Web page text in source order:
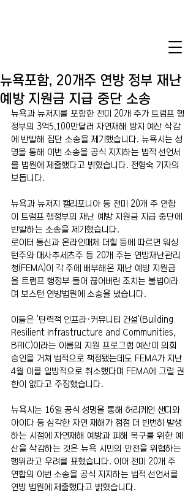
뉴욕포함, 20개주 연방 정부 재난
예방 지원금 지급 중단 소송
뉴욕과 뉴저지를 포함한 전미 20개 주가 트럼프 행
정부의 3억5,100만달러 자연재해 방지 예산 삭감
에 반발해 집단 소송을 제기했습니다. 뉴욕시는 성
명을 통해 이번 소송을 공식 지지하는 법적 선언서
를 법원에 제출했다고 밝혔습니다. 전형숙 기자의
보돕니다.
뉴욕과 뉴저지 캘리포니아 등 전미 20개 주 연합
이 트럼프 행정부의 재난 예방 지원금 지급 중단에
반발하는 소송을 제기했습니다.
로이터 통신과 온라인매체 더힐 등에 따르면 워싱
턴주와 매사추세츠주 등 20개 주는 연방재난관리
청(FEMA)이 각 주에 배부해온 재난 예방 지원금
을 트럼프 행정부 들어 끊어버린 조치는 불법이라
며 보스턴 연방법원에 소송을 냈습니다.
이들은 '탄력적 인프라·커뮤니티 건설'(Building
Resilient Infrastructure and Communities,
BRIC)이라는 이름의 지원 프로그램 예산이 의회
승인을 거쳐 법적으로 책정됐는데도 FEMA가 지난
4월 이를 일방적으로 취소했다며 FEMA에 그럴 권
한이 없다고 주장했습니다.
뉴욕시는 16일 공식 성명을 통해 허리케인 샌디와
아이다 등 심각한 자연 재해가 점점 더 빈번히 발생
하는 시점에 자연재해 예방과 피해 복구를 위한 예
산을 삭감하는 것은 뉴욕 시민의 안전을 위협하는
행위라고 우려를 표했습니다. 이어 전미 20개 주
연합의 이번 소송을 공식 지지하는 법적 선언서를
연방 법원에 제출했다고 밝혔습니다.